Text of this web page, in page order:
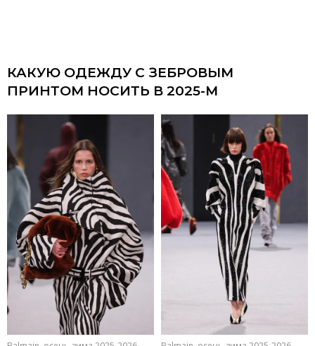
КАКУЮ ОДЕЖДУ С ЗЕБРОВЫМ
ПРИНТОМ НОСИТЬ В 2025-М